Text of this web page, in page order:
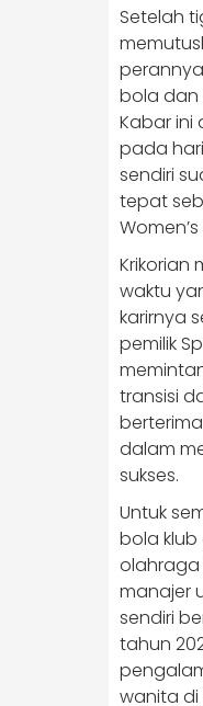
Setelah
bola dan
Kabar ini
pada hari
sendiri
tepat
Krikorian
waktu
karirnya
pemilik
transisi
dalam
sukses.
Untuk
bola
olahraga
manajer
sendiri
tahun
wanita di